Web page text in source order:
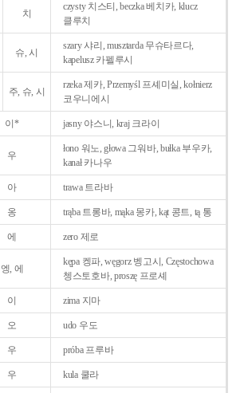
치
czysty 치스티, beczka 베치카, klucz
클루치
슈, 시
szary 샤리, musztarda 무슈타르다,
kapelusz 카펠루시
주, 슈, 시
rzeka 제카, Przemyśl 프셰미실, kołnierz
코우니에시
이* jasny 야스니, kraj 크라이
우
łono 워노, głowa 그워바, bułka 부우카,
kanał 카나우
아 trawa 트라바
옹 trąba 트롱바, mąka 몽카, kąt 콩트, tą 통
에 zero 제로
엥, 에
kępa 켕파, węgorz 벵고시, Częstochowa
쳉스토호바, proszę 프로셰
이 zima 지마
오 udo 우도
우 próba 프루바
우 kula 쿨라